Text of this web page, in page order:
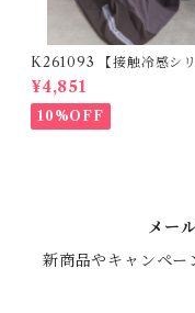
K261093 【接触冷感シ
ズ】 リメイクスカート /
Touch Mixed Fabric
e Skirt (残りわずか)
¥4,851
10%OFF
メー
新商品やキャンペー